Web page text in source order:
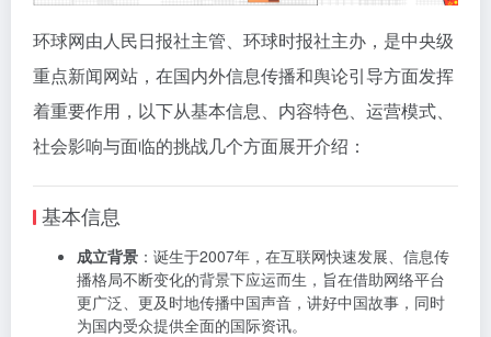
环球网由人民日报社主管、环球时报社主办，是中央级
重点新闻网站，在国内外信息传播和舆论引导方面发挥
着重要作用，以下从基本信息、内容特色、运营模式、
社会影响与面临的挑战几个方面展开介绍：
基本信息
成立背景 ：诞生于2007年，在互联网快速发展、信息传
播格局不断变化的背景下应运而生，旨在借助网络平台
更广泛、更及时地传播中国声音，讲好中国故事，同时
为国内受众提供全面的国际资讯。